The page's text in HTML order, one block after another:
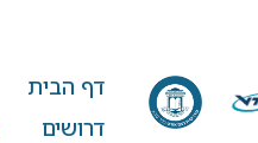
דף הבית
דרושים